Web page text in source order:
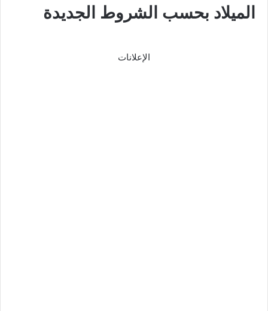
الميلاد بحسب الشروط الجديدة
الإعلانات